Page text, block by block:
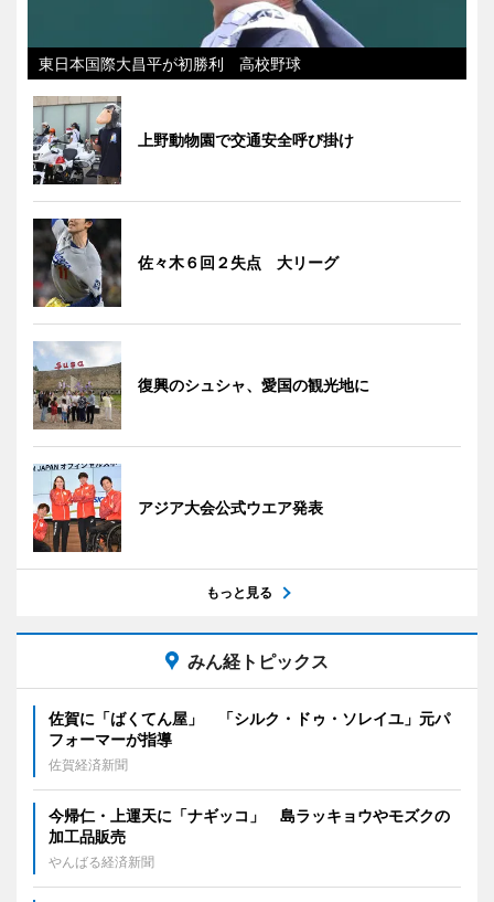
東日本国際大昌平が初勝利 高校野球
上野動物園で交通安全呼び掛け
佐々木６回２失点 大リーグ
復興のシュシャ、愛国の観光地に
アジア大会公式ウエア発表
もっと見る
みん経トピックス
佐賀に「ばくてん屋」 「シルク・ドゥ・ソレイユ」元パ
フォーマーが指導
佐賀経済新聞
今帰仁・上運天に「ナギッコ」 島ラッキョウやモズクの
加工品販売
やんばる経済新聞